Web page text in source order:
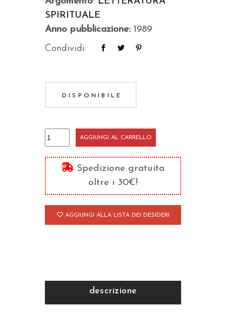
SPIRITUALE
Anno pubblicazione: 1989
Condividi:
DISPONIBILE
Il
curato
d'Ars
quantità
AGGIUNGI AL CARRELLO
Spedizione gratuita
oltre i 30€!
AGGIUNGI ALLA LISTA DEI DESIDERI
descrizione